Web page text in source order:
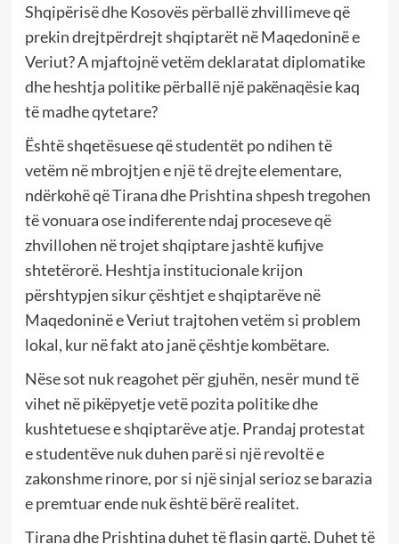
Shqipërisë dhe Kosovës përballë zhvillimeve që
prekin drejtpërdrejt shqiptarët në Maqedoninë e
Veriut? A mjaftojnë vetëm deklaratat diplomatike
dhe heshtja politike përballë një pakënaqësie kaq
të madhe qytetare?
Është shqetësuese që studentët po ndihen të
vetëm në mbrojtjen e një të drejte elementare,
ndërkohë që Tirana dhe Prishtina shpesh tregohen
të vonuara ose indiferente ndaj proceseve që
zhvillohen në trojet shqiptare jashtë kufijve
shtetërorë. Heshtja institucionale krijon
përshtypjen sikur çështjet e shqiptarëve në
Maqedoninë e Veriut trajtohen vetëm si problem
lokal, kur në fakt ato janë çështje kombëtare.
Nëse sot nuk reagohet për gjuhën, nesër mund të
vihet në pikëpyetje vetë pozita politike dhe
kushtetuese e shqiptarëve atje. Prandaj protestat
e studentëve nuk duhen parë si një revoltë e
zakonshme rinore, por si një sinjal serioz se barazia
e premtuar ende nuk është bërë realitet.
Tirana dhe Prishtina duhet të flasin qartë. Duhet të